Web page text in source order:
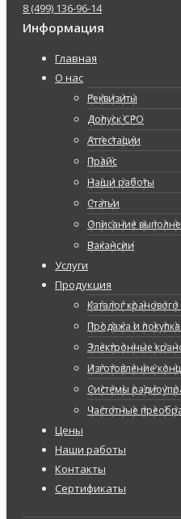
8 (499) 136-96-14
Информация
Главная
О нас
Реквизиты
Допуск СРО
Аттестации
Прайс
Наши работы
Статьи
Описание
Вакансии
Услуги
Продукция
Каталог
Продажа и
Электронные
Изготовление
Системы
Частотные
Цены
Наши работы
Контакты
Сертификаты